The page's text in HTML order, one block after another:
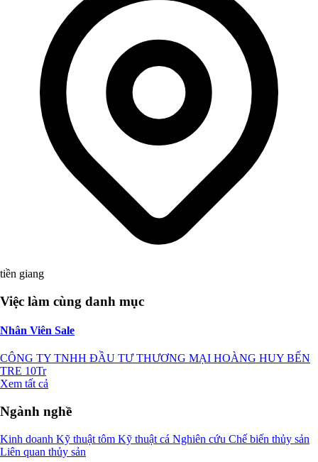
tiền giang
Việc làm cùng danh mục
Nhân Viên Sale
CÔNG TY TNHH ĐẦU TƯ THƯƠNG MẠI HOÀNG HUY BẾN
TRE 10Tr
Xem tất cả
Ngành nghề
Kinh doanh Kỹ thuật tôm Kỹ thuật cá Nghiên cứu Chế biến thủy sản
Liên quan thủy sản